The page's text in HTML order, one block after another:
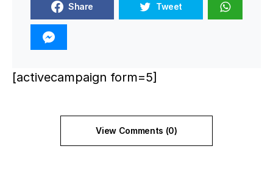
Share Tweet
[activecampaign form=5]
View Comments (0)